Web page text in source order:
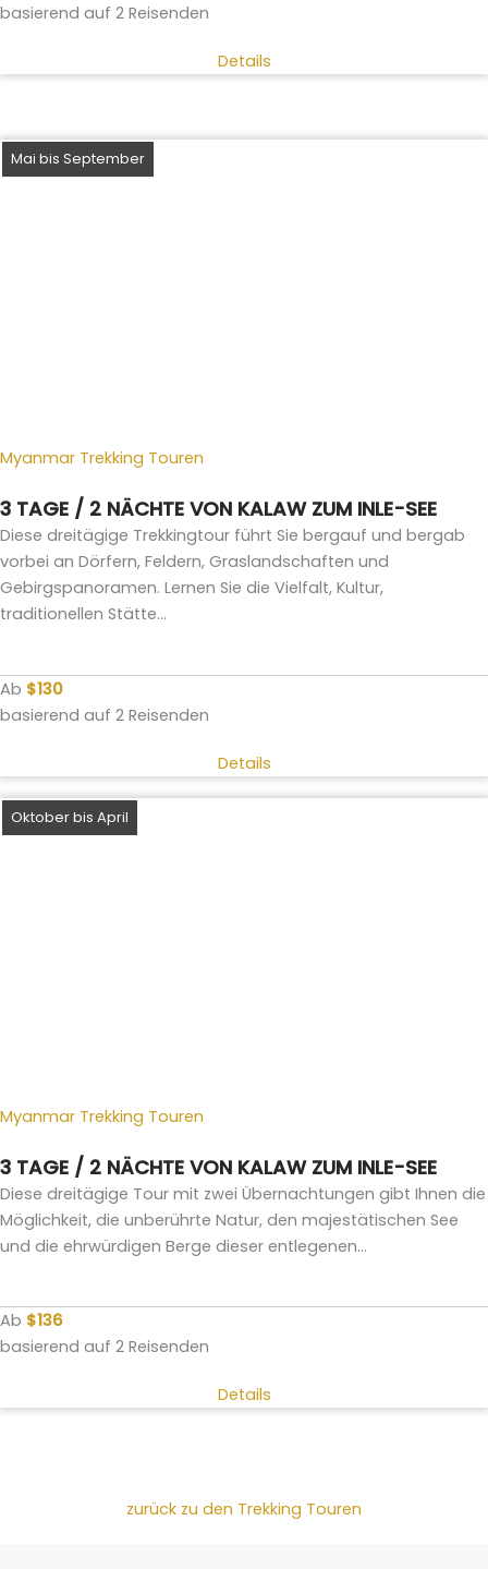
basierend auf 2 Reisenden
Details
Mai bis September
Myanmar Trekking Touren
3 TAGE / 2 NÄCHTE VON KALAW ZUM INLE-SEE
Diese dreitägige Trekkingtour führt Sie bergauf und bergab
vorbei an Dörfern, Feldern, Graslandschaften und
Gebirgspanoramen. Lernen Sie die Vielfalt, Kultur,
traditionellen Stätte...
Ab $130
basierend auf 2 Reisenden
Details
Oktober bis April
Myanmar Trekking Touren
3 TAGE / 2 NÄCHTE VON KALAW ZUM INLE-SEE
Diese dreitägige Tour mit zwei Übernachtungen gibt Ihnen die
Möglichkeit, die unberührte Natur, den majestätischen See
und die ehrwürdigen Berge dieser entlegenen...
Ab $136
basierend auf 2 Reisenden
Details
zurück zu den Trekking Touren